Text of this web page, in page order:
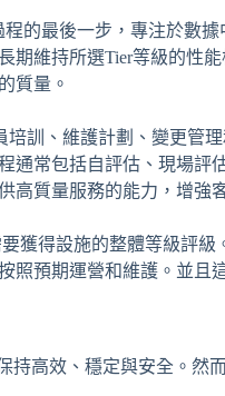
的最後一步，專注於數
期維持所選Tier等級的性
質量。
訓、維護計劃、變更管
通常包括自評估、現場評
高質量服務的能力，增強
獲得設施的整體等級評級
照預期運營和維護。並且
持高效、穩定與安全。然